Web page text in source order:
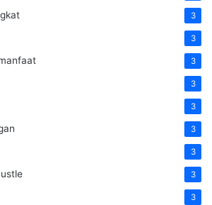
3
3
3
3
3
3
3
3
3